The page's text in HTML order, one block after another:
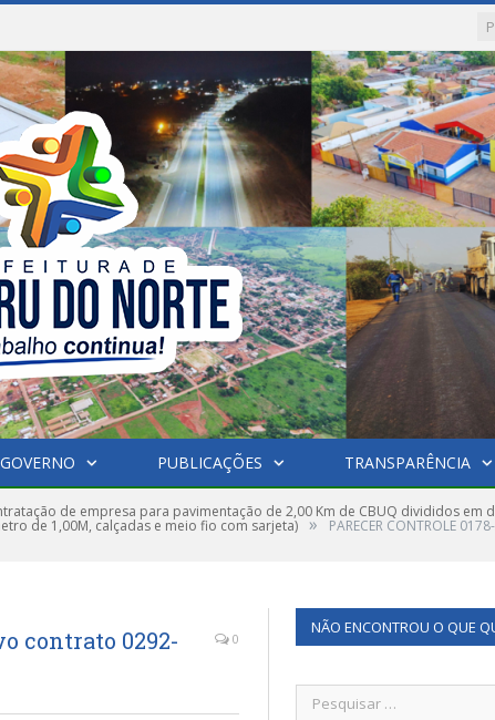
PUBLICAÇÕES TRANSPARÊNCIA
de empresa para pavimentação de 2,00 Km de CBUQ divididos em
de 1,00M, calçadas e meio fio com sarjeta) » PARECER CONTROLE
contrato 0292-
0
NÃO ENCONTROU O QUE